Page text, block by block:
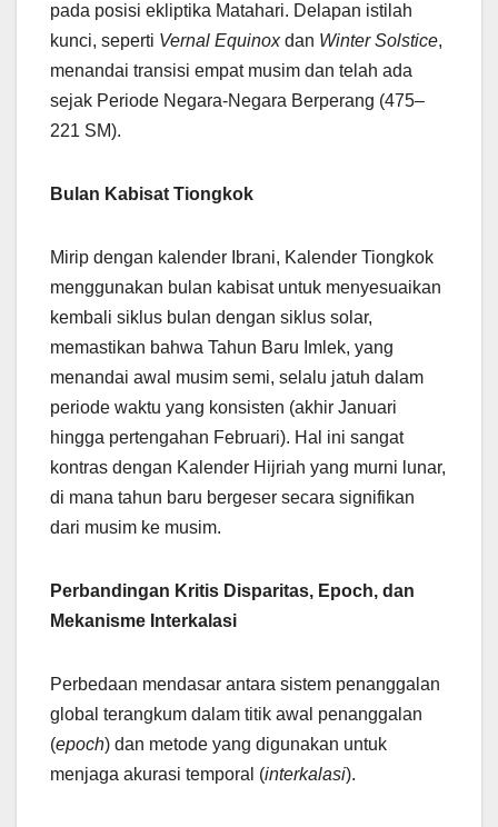
pada posisi ekliptika Matahari. Delapan istilah
kunci, seperti Vernal Equinoxdan Winter Solstice,
menandai transisi empat musim dan telah ada
sejak Periode Negara-Negara Berperang (475–
221 SM).
Bulan Kabisat Tiongkok
Mirip dengan kalender Ibrani, Kalender Tiongkok
menggunakan bulan kabisat untuk menyesuaikan
kembali siklus bulan dengan siklus solar,
memastikan bahwa Tahun Baru Imlek, yang
menandai awal musim semi, selalu jatuh dalam
periode waktu yang konsisten (akhir Januari
hingga pertengahan Februari). Hal ini sangat
kontras dengan Kalender Hijriah yang murni lunar,
di mana tahun baru bergeser secara signifikan
dari musim ke musim.
Perbandingan Kritis Disparitas, Epoch, dan
Mekanisme Interkalasi
Perbedaan mendasar antara sistem penanggalan
global terangkum dalam titik awal penanggalan
(epoch) dan metode yang digunakan untuk
menjaga akurasi temporal (interkalasi).